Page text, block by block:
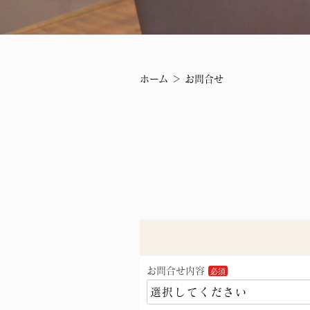
ホーム ＞ お問合せ